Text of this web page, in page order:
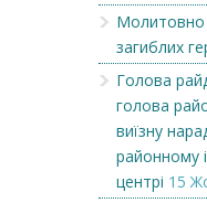
Молитовно
загиблих
Голова
голова
виїзну
районному
центрі 15